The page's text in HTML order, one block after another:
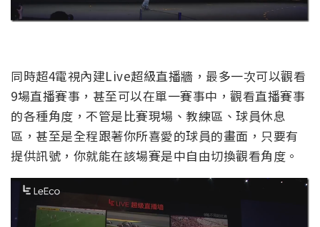
同時超4電視內建Live超級直播牆，最多一次可以觀看
9場直播賽事，甚至可以在單一賽事中，觀看直播賽事
的各種角度，不管是比賽現場、教練區、球員休息
區，甚至是全程跟著你所喜愛的球員的畫面，只要有
提供訊號，你就能在該場賽是中自由切換觀看角度。